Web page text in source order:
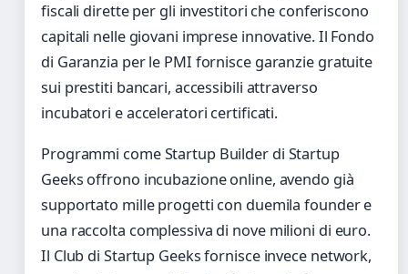
fiscali dirette per gli investitori che conferiscono
capitali nelle giovani imprese innovative. Il Fondo
di Garanzia per le PMI fornisce garanzie gratuite
sui prestiti bancari, accessibili attraverso
incubatori e acceleratori certificati.
Programmi come Startup Builder di Startup
Geeks offrono incubazione online, avendo già
supportato mille progetti con duemila founder e
una raccolta complessiva di nove milioni di euro.
Il Club di Startup Geeks fornisce invece network,